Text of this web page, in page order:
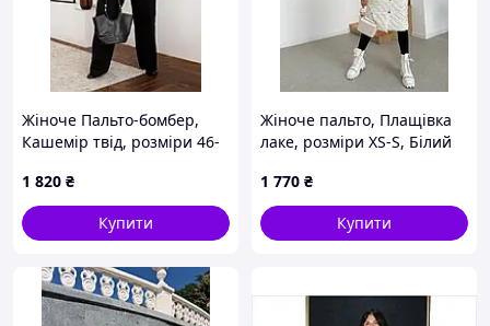
Жіноче Пальто-бомбер,
Кашемір твід, розміри 46-
64, 66-68, Сірий
1 820 ₴
Купити
Жіноче пальто, Плащівка
лаке, розміри XS-S, Білий
1 770 ₴
Купити